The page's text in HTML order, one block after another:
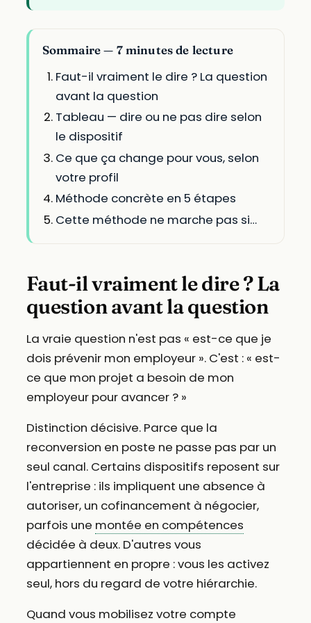
Sommaire — 7 minutes de lecture
Faut-il vraiment le dire ? La question
avant la question
Tableau — dire ou ne pas dire selon
le dispositif
Ce que ça change pour vous, selon
votre profil
Méthode concrète en 5 étapes
Cette méthode ne marche pas si…
Faut-il vraiment le dire ? La
question avant la question
La vraie question n'est pas « est-ce que je
dois prévenir mon employeur ». C'est : « est-
ce que mon projet a besoin de mon
employeur pour avancer ? »
Distinction décisive. Parce que la
reconversion en poste ne passe pas par un
seul canal. Certains dispositifs reposent sur
l'entreprise : ils impliquent une absence à
autoriser, un cofinancement à négocier,
parfois une montée en compétences
décidée à deux. D'autres vous
appartiennent en propre : vous les activez
seul, hors du regard de votre hiérarchie.
Quand vous mobilisez votre compte